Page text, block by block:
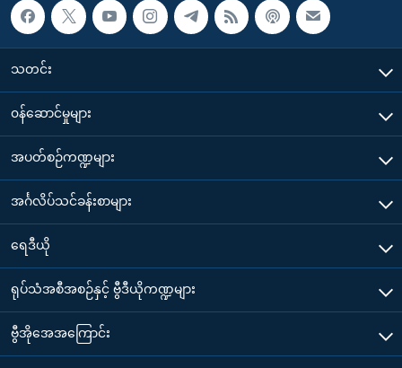
သတင်း
၀န်ဆောင်မှုများ
အပတ်စဉ်ကဏ္ဍများ
အင်္ဂလိပ်သင်ခန်းစာများ
ရေဒီယို
ရုပ်သံအစီအစဉ်နှင့် ဗွီဒီယိုကဏ္ဍများ
ဗွီအိုအေအကြောင်း